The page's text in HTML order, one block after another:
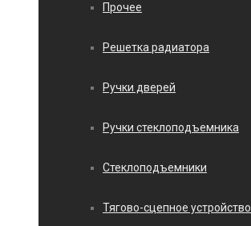
Прочее
Решетка радиатора
Ручки дверей
Ручки стеклоподъемника
Стеклоподъемники
Тягово-сцепное устройство